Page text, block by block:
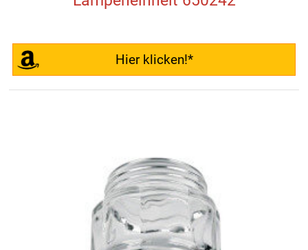
Hier klicken!*